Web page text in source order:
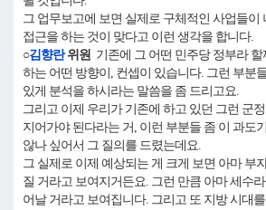
그 업무보고에 보면 실제로 구체적인 사업들이
접근을 하는 것이 맞다고 이런 생각을 합니다.
○김향란위원 기존에 그 어떤 민주당 정부라
하는 어떤 방향이, 컨셉이 있습니다. 그런 부분
있게 분석을 하시라는 말씀을 좀 드리고요.
그리고 이제 우리가 기존에 하고 있던 그런 군
지어가야 된다라는 거, 이런 부분들 좀 이 과도
않나 싶어서 그 질의를 드렸는데요.
그 실제로 이제 예상되는 게 크게 보면 아마 부
질 거라고 보여지거든요. 그런 만큼 아마 세수
어날 거라고 보여집니다. 그리고 또 지방 시대